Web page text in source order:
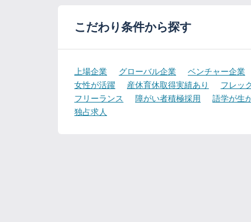
こだわり条件から探す
上場企業 グローバル企業 ベンチャー企業
女性が活躍
産休育休取得実績あり フレッ
フリーランス
障がい者積極採用 語学が生
独占求人